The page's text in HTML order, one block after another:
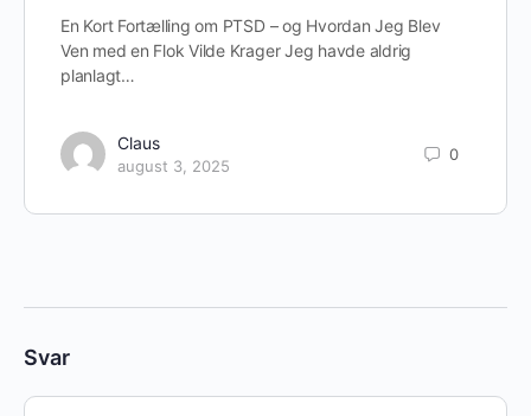
En Kort Fortælling om PTSD – og Hvordan Jeg Blev
Ven med en Flok Vilde Krager Jeg havde aldrig
planlagt…
Claus
august 3, 2025
0
Svar